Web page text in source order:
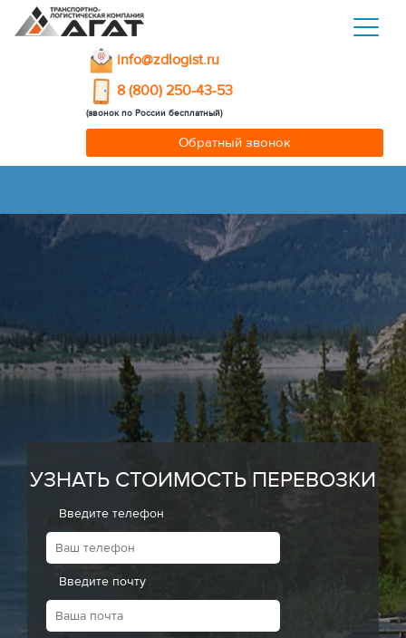
info@zdlogist.ru
8 (800) 250-43-53
(звонок по России бесплатный)
Обратный звонок
УЗНАТЬ СТОИМОСТЬ ПЕРЕВОЗКИ
Введите телефон
Введите почту